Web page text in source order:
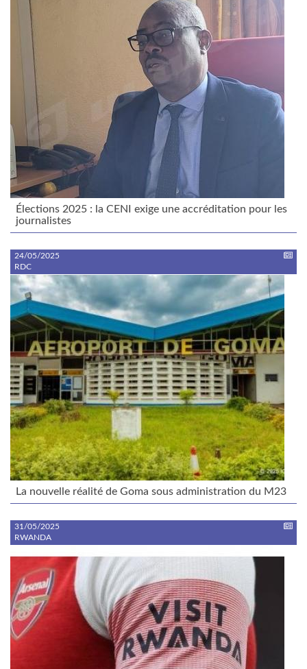
Élections 2025 : la CENI exige une accréditation pour les
journalistes
24/05/2025
RDC
La nouvelle réalité de Goma sous administration du M23
31/05/2025
RWANDA